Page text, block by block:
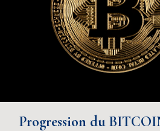
Progression du